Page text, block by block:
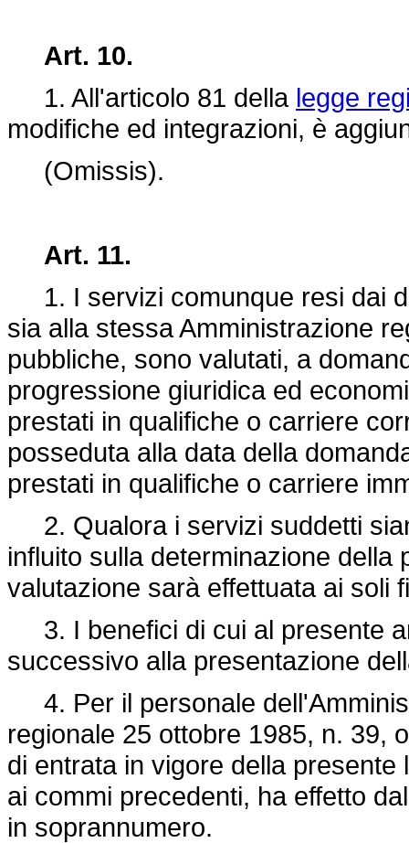
Art. 10.
1. All'articolo 81 della legge
modifiche ed integrazioni, è
(Omissis).
Art. 11.
1. I servizi comunque resi dai
sia alla stessa Amministrazione
pubbliche, sono valutati, a
progressione giuridica ed
prestati in qualifiche o carriere
posseduta alla data della
prestati in qualifiche o carriere
2. Qualora i servizi suddetti
influito sulla determinazione della
valutazione sarà effettuata ai soli
3. I benefici di cui al presente
successivo alla presentazione
4. Per il personale
regionale 25 ottobre 1985, n. 39,
di entrata in vigore della
ai commi precedenti, ha effetto
in soprannumero.